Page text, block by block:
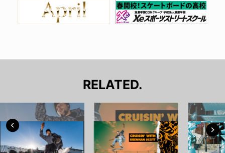
RELATED.